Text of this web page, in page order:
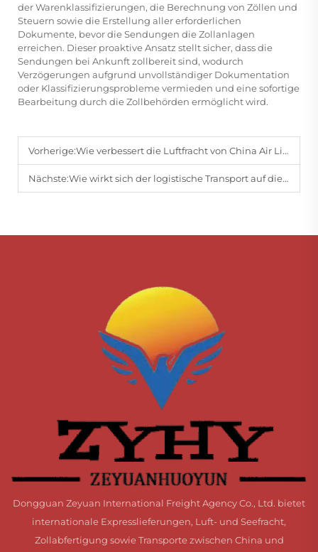
der Warenklassifizierungen, die Berechnung von Zöllen und
Steuern sowie die Erstellung aller erforderlichen
Dokumente, bevor die Sendungen die Zollanlagen
erreichen. Dieser proaktive Ansatz stellt sicher, dass die
Sendungen bei Ankunft zollbereit sind, wodurch
Verzögerungen aufgrund unvollständiger Dokumentation
oder Klassifizierungsprobleme vermieden und eine sofortige
Bearbeitung durch die Zollbehörden ermöglicht wird.
Vorherige:Wie verbessert die Luftfracht von China Air Line die Effizienz des globalen Frachtspeditionsverkehrs?
Nächste:Wie wirkt sich der logistische Transport auf die Kundenzufriedenheit aus?
Dongguan Zeyuan International Freight Agency Co., Ltd. bietet
internationale Expresslieferungen, Luft- und Seefracht,
Zollabfertigung sowie Transporte zwischen China und